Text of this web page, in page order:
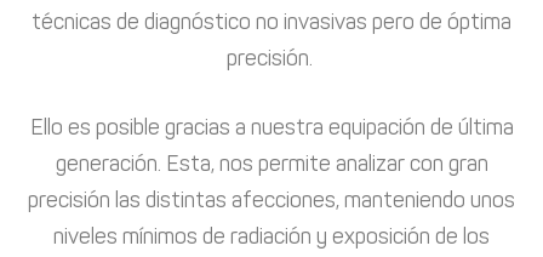
técnicas de diagnóstico no invasivas pero de óptima
precisión.
Ello es posible gracias a nuestra equipación de última
generación. Esta, nos permite analizar con gran
precisión las distintas afecciones, manteniendo unos
niveles mínimos de radiación y exposición de los